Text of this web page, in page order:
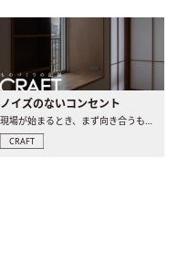
ノイズのないコンセント
現場が始まるとき、まず向き合うものの一つがコンセントです..
CRAFT